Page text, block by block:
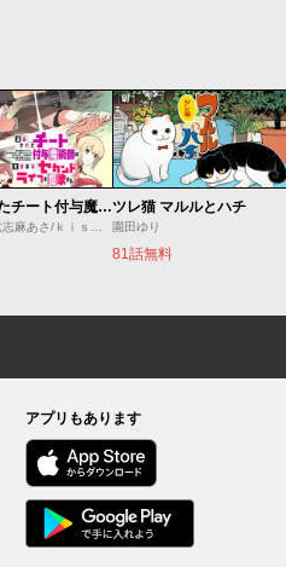
追放されたチート付与魔術師は気ままなセカンドライフを謳歌する。 ～俺は武器だけじゃなく、あらゆるものに『強化ポイント』を付与できるし、俺の意思でいつでも効果を解除できるけど、残った人たち大丈夫？～
業務用餅/六志麻あさ/ｋｉｓｕｉ
ツレ猫 マルルとハチ
園田ゆり
81話無料
アプリもあります